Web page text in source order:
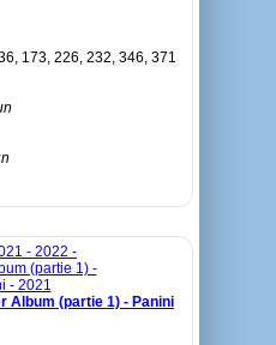
173, 226, 232, 346, 371
Album (partie 1) - Panini